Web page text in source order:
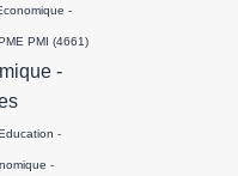
-
PMI (4661)
-
-
-